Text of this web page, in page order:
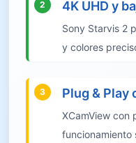
2 4K UHD y
Sony Starvis 2
y colores
3 Plug &
XCamView con
funcionamiento